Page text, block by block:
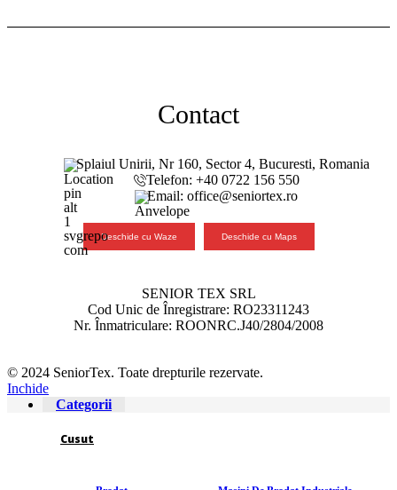
Contact
Splaiul Unirii, Nr 160, Sector 4, Bucuresti, Romania
Telefon: +40 0722 156 550
Email: office@seniortex.ro
Deschide cu Waze Deschide cu Maps
SENIOR TEX SRL
Cod Unic de Înregistrare: RO23311243
Nr. Înmatriculare: ROONRC.J40/2804/2008
© 2024 SeniorTex. Toate drepturile rezervate.
Inchide
Categorii
Cusut